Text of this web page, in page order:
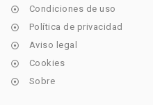
 Condiciones de uso
 Política de privacidad
 Aviso legal
 Cookies
 Sobre